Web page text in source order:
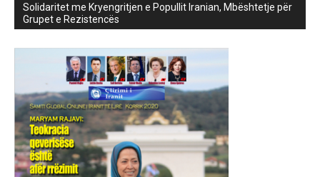
Solidaritet me Kryengritjen e Popullit Iranian, Mbështetje për
Grupet e Rezistencës